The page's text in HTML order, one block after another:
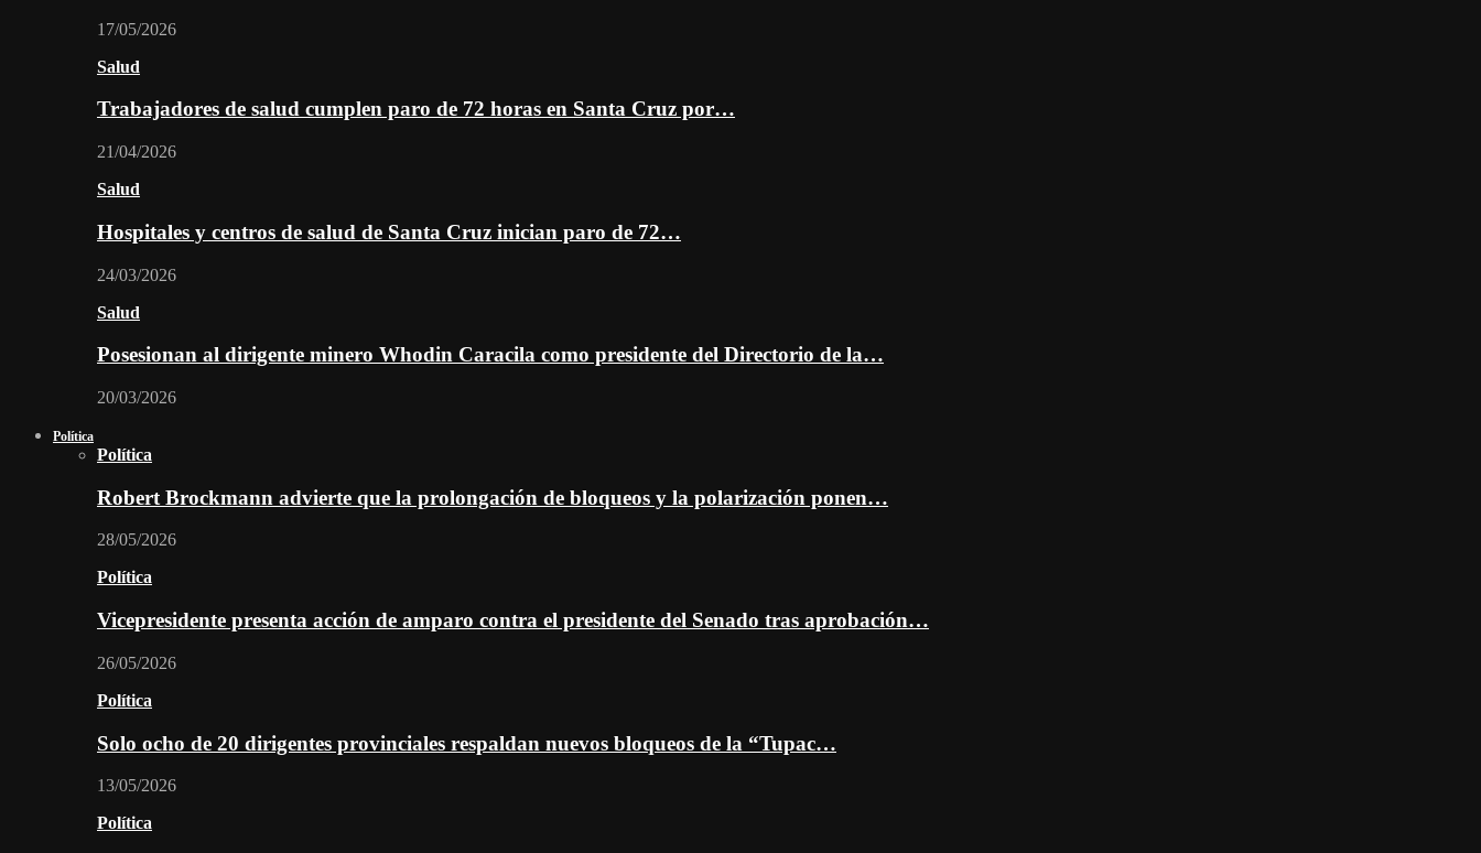
17/05/2026
Salud
Trabajadores de salud cumplen paro de 72 horas en Santa Cruz por…
21/04/2026
Salud
Hospitales y centros de salud de Santa Cruz inician paro de 72…
24/03/2026
Salud
Posesionan al dirigente minero Whodin Caracila como presidente del Directorio de la…
20/03/2026
Política
Política
Robert Brockmann advierte que la prolongación de bloqueos y la polarización ponen…
28/05/2026
Política
Vicepresidente presenta acción de amparo contra el presidente del Senado tras aprobación…
26/05/2026
Política
Solo ocho de 20 dirigentes provinciales respaldan nuevos bloqueos de la “Tupac…
13/05/2026
Política